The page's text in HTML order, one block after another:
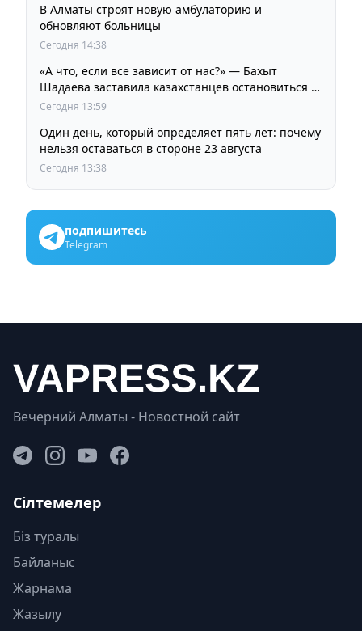
В Алматы строят новую амбулаторию и
обновляют больницы
Сегодня 14:38
«А что, если все зависит от нас?» — Бахыт
Шадаева заставила казахстанцев остановиться и
задуматься
Сегодня 13:59
Один день, который определяет пять лет: почему
нельзя оставаться в стороне 23 августа
Сегодня 13:38
подпишитесь
Telegram
Вечерний Алматы - Новостной сайт
Сілтемелер
Біз туралы
Байланыс
Жарнама
Жазылу